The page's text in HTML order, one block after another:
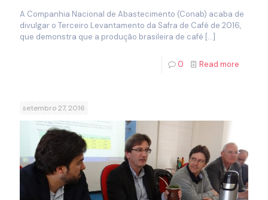
A Companhia Nacional de Abastecimento (Conab) acaba de
divulgar o Terceiro Levantamento da Safra de Café de 2016,
que demonstra que a produção brasileira de café […]
0 Read more
setembro 27, 2016